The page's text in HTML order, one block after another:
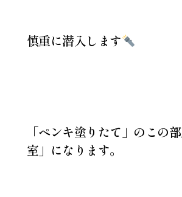
慎重に潜入します
「ペンキ塗りたて」のこの
室」になります。